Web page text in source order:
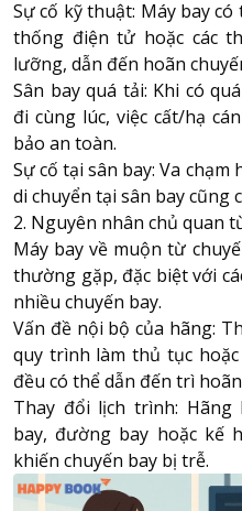
Sự cố kỹ thuật: Máy bay
thống điện tử hoặc các
lưỡng, dẫn đến hoãn
Sân bay quá tải: Khi có
đi cùng lúc, việc cất/hạ
bảo an toàn.
Sự cố tại sân bay: Va
di chuyển tại sân bay cũng
2. Nguyên nhân chủ quan
Máy bay về muộn từ
thường gặp, đặc biệt với
nhiều chuyến bay.
Vấn đề nội bộ của hãng:
quy trình làm thủ tục
đều có thể dẫn đến trì
Thay đổi lịch trình:
bay, đường bay hoặc kế
khiến chuyến bay bị trễ.